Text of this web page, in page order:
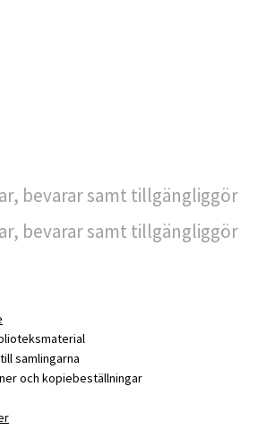
bevarar samt tillgängliggör
bevarar samt tillgängliggör
samlingarna
och kopiebeställningar